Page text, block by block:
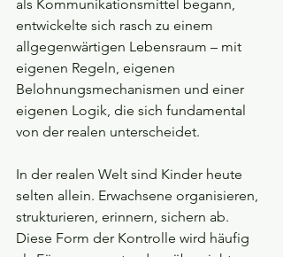
als Kommunikationsmittel begann,
entwickelte sich rasch zu einem
allgegenwärtigen Lebensraum – mit
eigenen Regeln, eigenen
Belohnungsmechanismen und einer
eigenen Logik, die sich fundamental
von der realen unterscheidet.
In der realen Welt sind Kinder heute
selten allein. Erwachsene organisieren,
strukturieren, erinnern, sichern ab.
Diese Form der Kontrolle wird häufig